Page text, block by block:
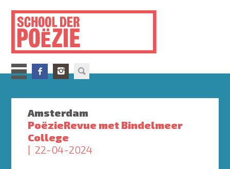
inhoud
gaan
Amsterdam
PoëzieRevue met Bindelmeer
College
22-04-2024